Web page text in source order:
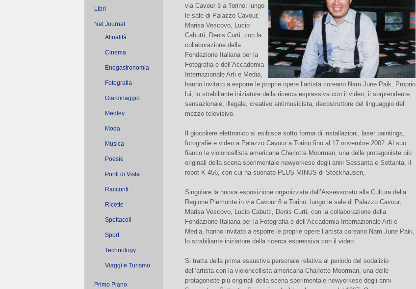
Libri
Net Journal
Attualità
Cinema
Enogastronomia
Fotografia
Giardinaggio
Medley
Moda
Musica
Poesie
Punti di Vista
Racconti
Ricette
Spettacoli
Sport
Technology
Viaggi e Turismo
Primo Piano
via Cavour 8 a Torino: lungo
le sale di Palazzo Cavour,
Marisa Vescovo, Lucio
Cabutti, Denis Curti, con la
collaborazione della
Fondazione Italiana per la
Fotografia e dell’Accademia
Internazionale Arti e Media,
hanno invitato a esporre le proprie opere l’artista coreano Nam June Paik. Proprio
lui, lo strabiliante iniziatore della ricerca espressiva con il video, il sorprendente,
sensazionale, illegale, creativo antimusicista, decostruttore del linguaggio del
mezzo televisivo.
Il giocoliere elettronico si esibisce sotto forma di installazioni, laser paintings,
fotografie e video a Palazzo Cavour a Torino fino al 17 novembre 2002. Al suo
fianco la violoncellista americana Charlotte Moorman, una delle protagoniste più
originali della scena sperimentale newyorkese degli anni Sessanta e Settanta, il
robot K-456, con cui ha suonato PLUS-MINUS di Stockhausen,
Singolare la nuova esposizione organizzata dall’Assessorato alla Cultura della
Regione Piemonte in via Cavour 8 a Torino: lungo le sale di Palazzo Cavour,
Marisa Vescovo, Lucio Cabutti, Denis Curti, con la collaborazione della
Fondazione Italiana per la Fotografia e dell’Accademia Internazionale Arti e
Media, hanno invitato a esporre le proprie opere l’artista coreano Nam June Paik,
lo strabiliante iniziatore della ricerca espressiva con il video.
Si tratta della prima esaustiva personale relativa al periodo del sodalizio
dell’artista con la violoncellista americana Charlotte Moorman, una delle
protagoniste più originali della scena sperimentale newyorkese degli anni